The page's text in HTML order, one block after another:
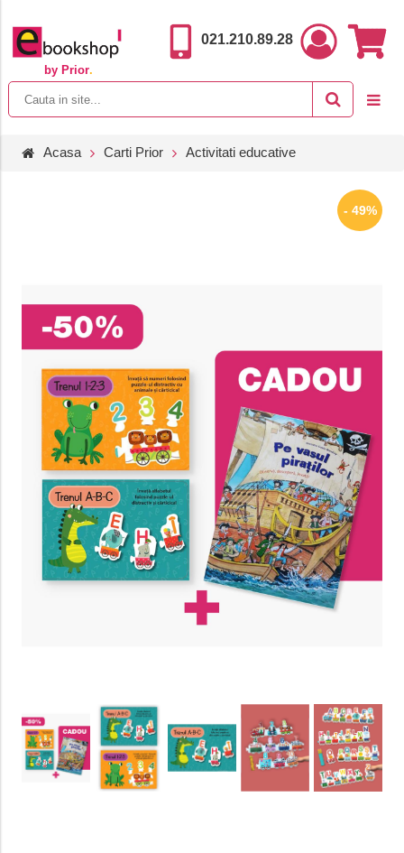
by Prior.
021.210.89.28
Acasa Carti Prior Activitati educative
- 49%